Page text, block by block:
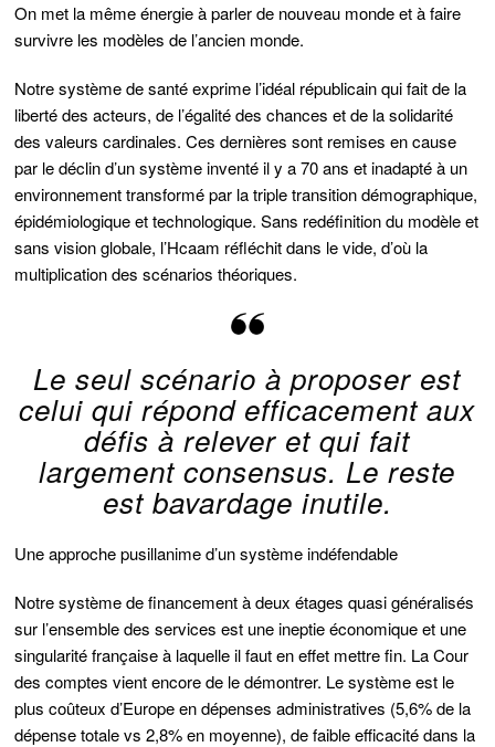
On met la même énergie à parler de nouveau monde et à faire
survivre les modèles de l’ancien monde.
Notre système de santé exprime l’idéal républicain qui fait de la
liberté des acteurs, de l’égalité des chances et de la solidarité
des valeurs cardinales. Ces dernières sont remises en cause
par le déclin d’un système inventé il y a 70 ans et inadapté à un
environnement transformé par la triple transition démographique,
épidémiologique et technologique. Sans redéfinition du modèle et
sans vision globale, l’Hcaam réfléchit dans le vide, d’où la
multiplication des scénarios théoriques.
Le seul scénario à proposer est
celui qui répond efficacement aux
défis à relever et qui fait
largement consensus. Le reste
est bavardage inutile.
Une approche pusillanime d’un système indéfendable
Notre système de financement à deux étages quasi généralisés
sur l’ensemble des services est une ineptie économique et une
singularité française à laquelle il faut en effet mettre fin. La Cour
des comptes vient encore de le démontrer. Le système est le
plus coûteux d’Europe en dépenses administratives (5,6% de la
dépense totale vs 2,8% en moyenne), de faible efficacité dans la